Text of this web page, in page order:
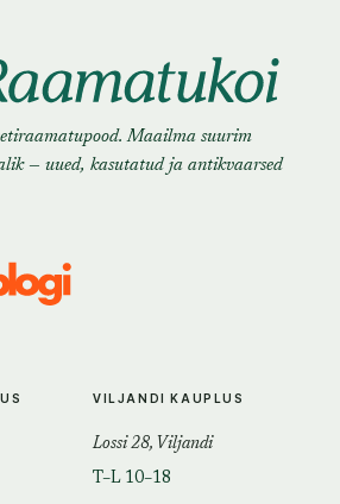
Maailma suurim
— uued, kasutatud ja antikvaarsed
VILJANDI KAUPLUS
Lossi 28, Viljandi
T–L 10–18